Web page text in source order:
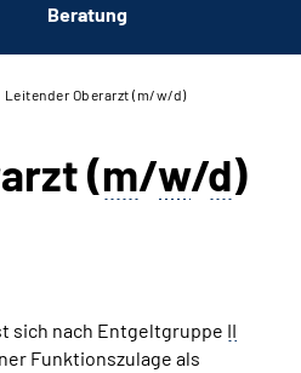
Beratung
Leitender Oberarzt (m/w/d)
(m/w/d)
sich nach Entgeltgruppe II
Funktionszulage als